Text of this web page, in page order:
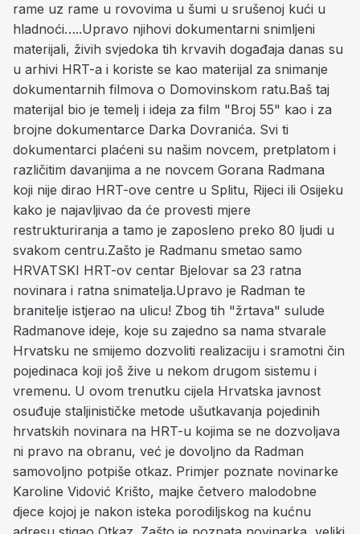
rame uz rame u rovovima u šumi u srušenoj kući u
hladnoći…..Upravo njihovi dokumentarni snimljeni
materijali, živih svjedoka tih krvavih događaja danas su
u arhivi HRT-a i koriste se kao materijal za snimanje
dokumentarnih filmova o Domovinskom ratu.Baš taj
materijal bio je temelj i ideja za film "Broj 55" kao i za
brojne dokumentarce Darka Dovranića. Svi ti
dokumentarci plaćeni su našim novcem, pretplatom i
različitim davanjima a ne novcem Gorana Radmana
koji nije dirao HRT-ove centre u Splitu, Rijeci ili Osijeku
kako je najavljivao da će provesti mjere
restrukturiranja a tamo je zaposleno preko 80 ljudi u
svakom centru.Zašto je Radmanu smetao samo
HRVATSKI HRT-ov centar Bjelovar sa 23 ratna
novinara i ratna snimatelja.Upravo je Radman te
branitelje istjerao na ulicu! Zbog tih "žrtava" sulude
Radmanove ideje, koje su zajedno sa nama stvarale
Hrvatsku ne smijemo dozvoliti realizaciju i sramotni čin
pojedinaca koji još žive u nekom drugom sistemu i
vremenu. U ovom trenutku cijela Hrvatska javnost
osuđuje staljinističke metode ušutkavanja pojedinih
hrvatskih novinara na HRT-u kojima se ne dozvoljava
ni pravo na obranu, već je dovoljno da Radman
samovoljno potpiše otkaz. Primjer poznate novinarke
Karoline Vidović Krišto, majke četvero malodobne
djece kojoj je nakon isteka porodiljskog na kućnu